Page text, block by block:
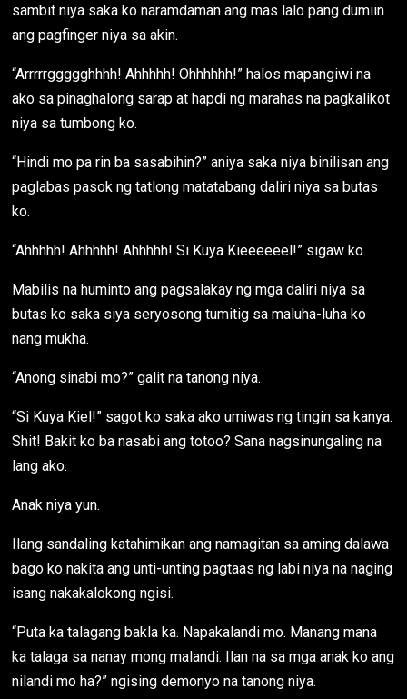
sambit niya saka ko naramdaman ang mas lalo pang dumiin
ang pagfinger niya sa akin.
“Arrrrrggggghhhh! Ahhhhh! Ohhhhhh!” halos mapangiwi na
ako sa pinaghalong sarap at hapdi ng marahas na pagkalikot
niya sa tumbong ko.
“Hindi mo pa rin ba sasabihin?” aniya saka niya binilisan ang
paglabas pasok ng tatlong matatabang daliri niya sa butas
ko.
“Ahhhhh! Ahhhhh! Ahhhhh! Si Kuya Kieeeeeel!” sigaw ko.
Mabilis na huminto ang pagsalakay ng mga daliri niya sa
butas ko saka siya seryosong tumitig sa maluha-luha ko
nang mukha.
“Anong sinabi mo?” galit na tanong niya.
“Si Kuya Kiel!” sagot ko saka ako umiwas ng tingin sa kanya.
Shit! Bakit ko ba nasabi ang totoo? Sana nagsinungaling na
lang ako.
Anak niya yun.
Ilang sandaling katahimikan ang namagitan sa aming dalawa
bago ko nakita ang unti-unting pagtaas ng labi niya na naging
isang nakakalokong ngisi.
“Puta ka talagang bakla ka. Napakalandi mo. Manang mana
ka talaga sa nanay mong malandi. Ilan na sa mga anak ko ang
nilandi mo ha?” ngising demonyo na tanong niya.